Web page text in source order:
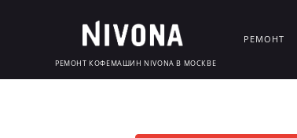
РЕМОНТ КОФЕМАШИН NIVONA В МОСКВЕ
РЕМОНТ